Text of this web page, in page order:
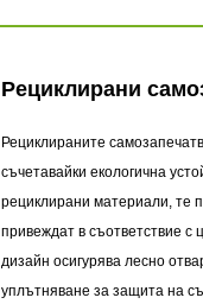
Рециклирани
Рециклираните
съчетавайки екологична
рециклирани материали, те
привеждат в съответствие с
дизайн осигурява лесно
уплътняване за защита на